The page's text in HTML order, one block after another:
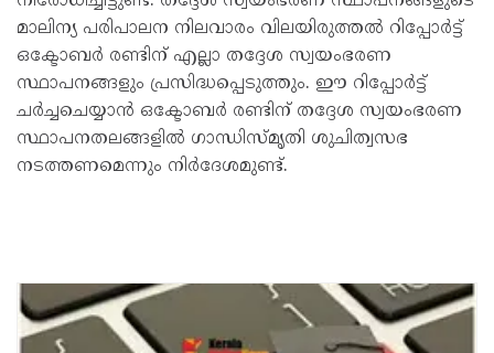
മാലിന്യ പരിപാലന നിലവാരം വിലയിരുത്തൽ റിപ്പോർട്ട്
ഒക്ടോബർ രണ്ടിന് എല്ലാ തദ്ദേശ സ്വയംഭരണ
സ്ഥാപനങ്ങളും പ്രസിദ്ധപ്പെടുത്തും. ഈ റിപ്പോർട്ട്
ചർച്ചചെയ്യാൻ ഒക്ടോബർ രണ്ടിന് തദ്ദേശ സ്വയംഭരണ
സ്ഥാപനതലങ്ങളിൽ ഗാന്ധിസ്മൃതി ശുചിത്വസഭ
നടത്തണമെന്നും നിർദേശമുണ്ട്‌.